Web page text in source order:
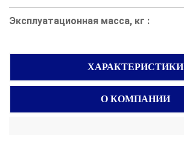
Эксплуатационная масса, кг :
ХАРАКТЕРИСТИКИ
О КОМПАНИИ